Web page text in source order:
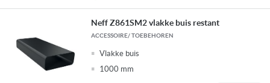
Neff Z861SM2 vlakke buis restant
ACCESSOIRE/ TOEBEHOREN
Vlakke buis
1000 mm